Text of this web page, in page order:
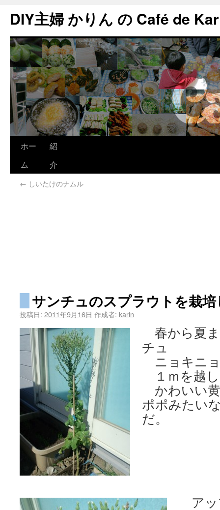
DIY主婦 かりん の Café de
ホー
ム
紹
介
← しいたけのナムル
サンチュのスプラウトを栽
投稿日: 2011年9月16日 作成者: karin
春から夏
チュ
ニョキニ
１ｍを越
かわいい
ポポみたい
だ。
アッ